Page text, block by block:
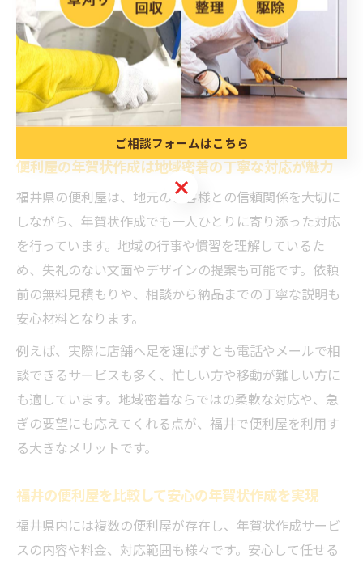
ど、依頼者の希望に合わせて柔軟に対応する点も特徴で
す。地域密着型の便利屋ならではの迅速な対応や、福井
の風習・土地柄を理解した提案も強みとなっています。
これにより、年賀状作成にかかる手間やストレスを大幅
に軽減できるのです。
便利屋の年賀状作成は地域密着の丁寧な対応が魅力
福井県の便利屋は、地元のお客様との信頼関係を大切に
しながら、年賀状作成でも一人ひとりに寄り添った対応
を行っています。地域の行事や慣習を理解しているた
め、失礼のない文面やデザインの提案も可能です。依頼
前の無料見積もりや、相談から納品までの丁寧な説明も
安心材料となります。
例えば、実際に店舗へ足を運ばずとも電話やメールで相
談できるサービスも多く、忙しい方や移動が難しい方に
も適しています。地域密着ならではの柔軟な対応や、急
ぎの要望にも応えてくれる点が、福井で便利屋を利用す
る大きなメリットです。
福井の便利屋を比較して安心の年賀状作成を実現
福井県内には複数の便利屋が存在し、年賀状作成サービ
スの内容や料金、対応範囲も様々です。安心して任せる
ご相談フォームはこちら
ご相談フォームはこちら